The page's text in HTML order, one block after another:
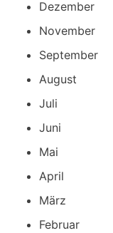
Dezember
November
September
August
Juli
Juni
Mai
April
März
Februar